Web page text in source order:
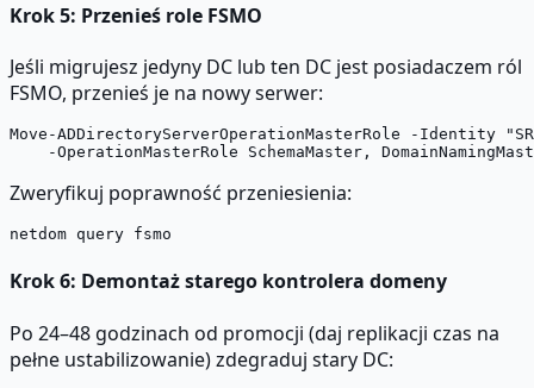
Krok 5: Przenieś role FSMO
Jeśli migrujesz jedyny DC lub ten DC jest posiadaczem ról
FSMO, przenieś je na nowy serwer:
Move-ADDirectoryServerOperationMasterRole -Identity
Zweryfikuj poprawność przeniesienia:
Krok 6: Demontaż starego kontrolera domeny
Po 24–48 godzinach od promocji (daj replikacji czas na
pełne ustabilizowanie) zdegraduj stary DC: